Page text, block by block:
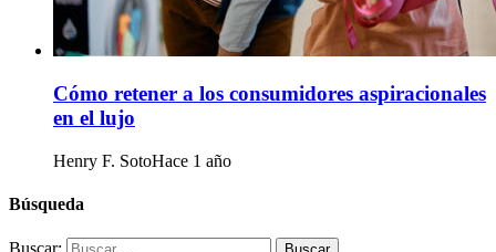
Cómo retener a los consumidores aspiracionales
en el lujo
Henry F. SotoHace 1 año
Búsqueda